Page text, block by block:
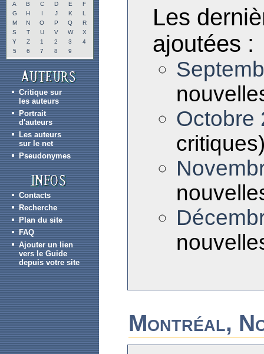
A B C D E
F
G
H I J K
L
M
N O P Q
R
S
T U V W
X
Y
Z 1 2 3
4
5
6 7 8 9
Critique sur
les auteurs
Portrait
d'auteurs
Les auteurs
sur le net
Pseudonymes
Contacts
Recherche
Plan du site
FAQ
Ajouter un lien
vers le Guide
depuis votre site
Les
ajoutées :
Octobre
Montréal,